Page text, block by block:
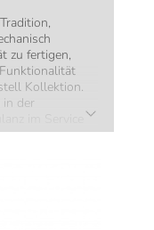
zu fertigen,
Kollektion.
in der